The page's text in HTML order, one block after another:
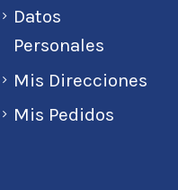
Datos
Personales
Mis Direcciones
Mis Pedidos